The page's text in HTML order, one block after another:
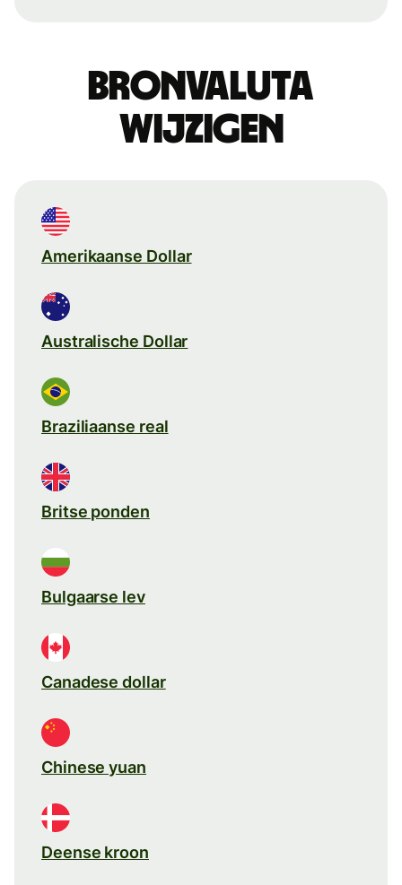
Bronvaluta
wijzigen
Amerikaanse Dollar
Australische Dollar
Braziliaanse real
Britse ponden
Bulgaarse lev
Canadese dollar
Chinese yuan
Deense kroon